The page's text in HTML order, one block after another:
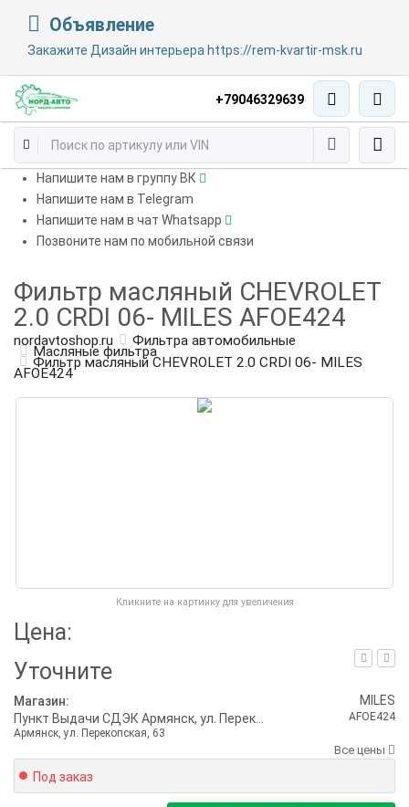
Объявление
Закажите Дизайн интерьера https://rem-kvartir-msk.ru
+79046329639
Напишите нам в группу ВК
Напишите нам в Telegram
Напишите нам в чат Whatsapp
Позвоните нам по мобильной связи
Фильтр масляный CHEVROLET
2.0 CRDI 06- MILES AFOE424
nordavtoshop.ru Фильтра автомобильные
Масляные фильтра
Фильтр масляный CHEVROLET 2.0 CRDI 06- MILES
AFOE424
Кликните на картинку для увеличения
Цена:
Уточните
Магазин:
Армянск, ул. Перекопская, 63
MILES
AFOE424
Все цены
Под заказ